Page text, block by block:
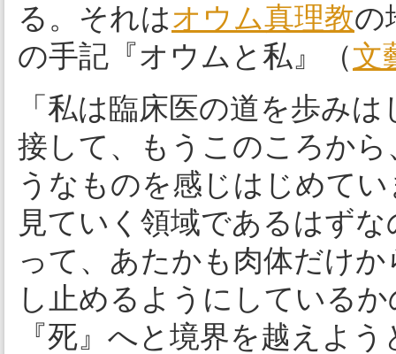
る。それはオウム真理教の
の手記『オウムと私』（文
「私は臨床医の道を歩み
接して、もうこのころか
うなものを感じはじめて
見ていく領域であるはず
って、あたかも肉体だけ
し止めるようにしている
『死』へと境界を越えよ